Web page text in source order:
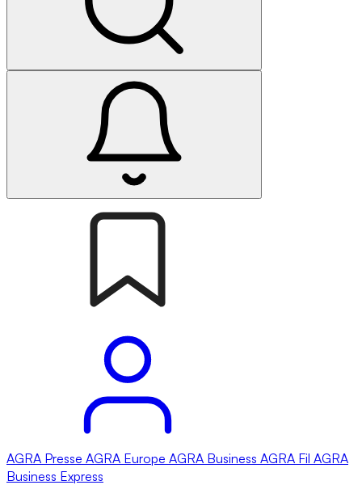
AGRA Presse AGRA Europe AGRA Business AGRA Fil AGRA
Business Express